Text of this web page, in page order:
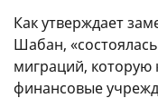
Как утверждает
Шабан,
миграций, которую
финансовые